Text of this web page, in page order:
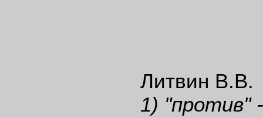
Литвин В.В.
1) "против"